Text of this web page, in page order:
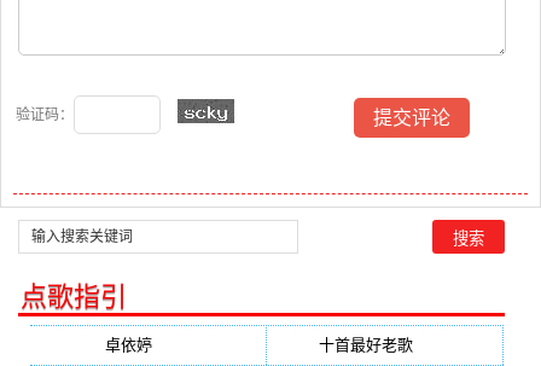
验证码：
点歌指引
卓依婷(350) 十首最好老歌(300)